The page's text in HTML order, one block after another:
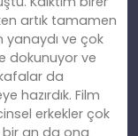
artık tamamen
yanaydı ve çok
dokunuyor ve
da
hazırdık. Film
erkekler çok
bir an da ona